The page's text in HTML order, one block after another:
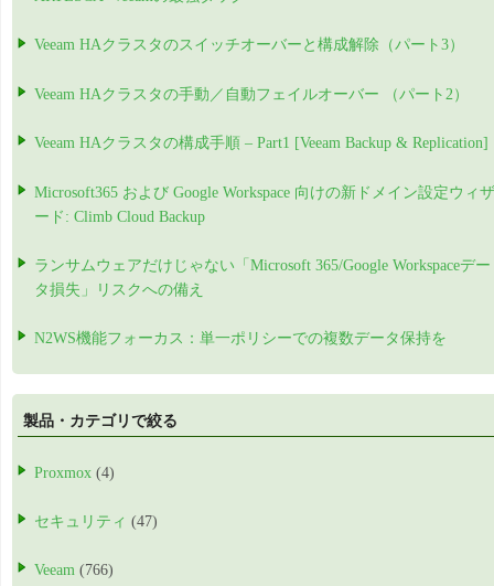
Veeam HAクラスタのスイッチオーバーと構成解除（パート3）
Veeam HAクラスタの手動／自動フェイルオーバー （パート2）
Veeam HAクラスタの構成手順 – Part1 [Veeam Backup & Replication]
Microsoft365 および Google Workspace 向けの新ドメイン設定ウィザ
ード: Climb Cloud Backup
ランサムウェアだけじゃない「Microsoft 365/Google Workspaceデー
タ損失」リスクへの備え
N2WS機能フォーカス：単一ポリシーでの複数データ保持を
製品・カテゴリで絞る
Proxmox (4)
セキュリティ (47)
Veeam (766)